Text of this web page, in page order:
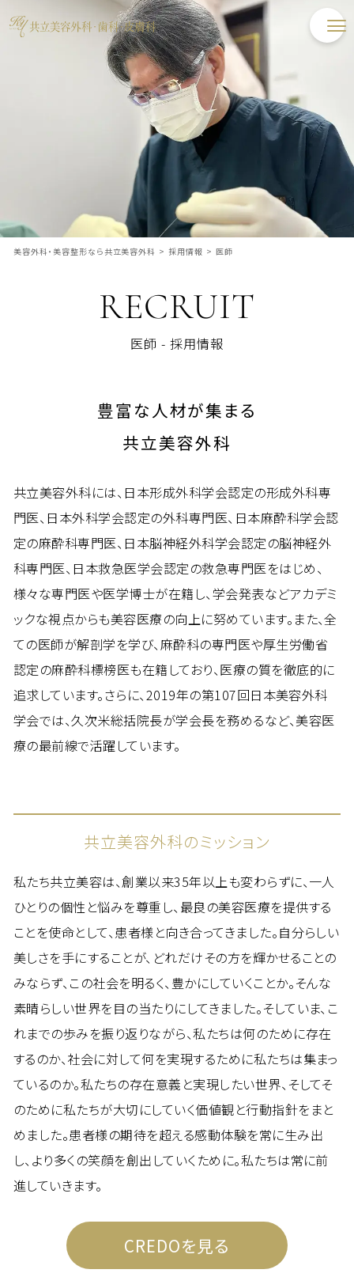
美容外科・美容整形なら共立美容外科 > 採用情報 > 医師
RECRUIT
医師 - 採用情報
豊富な人材が集まる
共立美容外科
共立美容外科には、日本形成外科学会認定の形成外科専
門医、日本外科学会認定の外科専門医、日本麻酔科学会認
定の麻酔科専門医、日本脳神経外科学会認定の脳神経外
科専門医、日本救急医学会認定の救急専門医をはじめ、
様々な専門医や医学博士が在籍し、学会発表などアカデミ
ックな視点からも美容医療の向上に努めています。また、全
ての医師が解剖学を学び、麻酔科の専門医や厚生労働省
認定の麻酔科標榜医も在籍しており、医療の質を徹底的に
追求しています。さらに、2019年の第107回日本美容外科
学会では、久次米総括院長が学会長を務めるなど、美容医
療の最前線で活躍しています。
共立美容外科のミッション
私たち共立美容は、創業以来35年以上も変わらずに、一人
ひとりの個性と悩みを尊重し、最良の美容医療を提供する
ことを使命として、患者様と向き合ってきました。自分らしい
美しさを手にすることが、どれだけその方を輝かせることの
みならず、この社会を明るく、豊かにしていくことか。そんな
素晴らしい世界を目の当たりにしてきました。そしていま、こ
れまでの歩みを振り返りながら、私たちは何のために存在
するのか、社会に対して何を実現するために私たちは集まっ
ているのか。私たちの存在意義と実現したい世界、そしてそ
のために私たちが大切にしていく価値観と行動指針をまと
めました。患者様の期待を超える感動体験を常に生み出
し、より多くの笑顔を創出していくために。私たちは常に前
進していきます。
CREDOを見る